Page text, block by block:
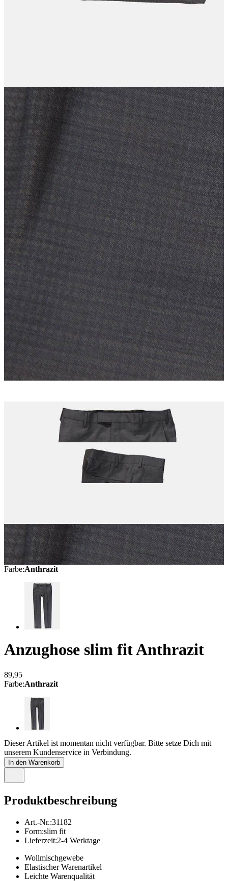
Farbe:Anthrazit
Anzughose slim fitAnthrazit
89,95
Farbe:Anthrazit
Dieser Artikel ist momentan nicht verfügbar. Bitte setze Dich mit
unserem Kundenservice in Verbindung.
In den Warenkorb
Produktbeschreibung
Art.-Nr.:31182
Form:slim fit
Lieferzeit:2-4 Werktage
Wollmischgewebe
Elastischer Warenartikel
Leichte Warenqualität